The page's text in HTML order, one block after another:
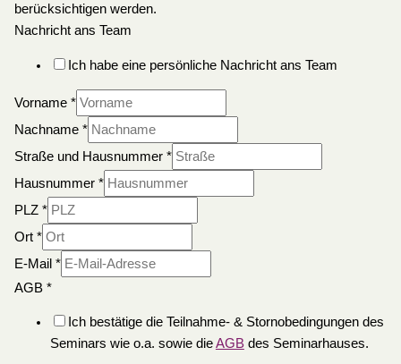
berücksichtigen werden.
Nachricht ans Team
Ich habe eine persönliche Nachricht ans Team
Vorname *
Nachname *
Straße und Hausnummer *
Hausnummer *
PLZ *
Ort *
E-Mail *
AGB *
Ich bestätige die Teilnahme- & Stornobedingungen des
Seminars wie o.a. sowie dieAGBdes Seminarhauses.